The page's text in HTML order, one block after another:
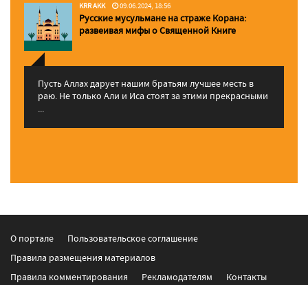
KRR AKK 09.06.2024, 18:56
Русские мусульмане на страже Корана:
pазвеивая мифы о Священной Книге
Пусть Аллах дарует нашим братьям лучшее месть в
раю. Не только Али и Иса стоят за этими прекрасными
...
О портале
Пользовательское соглашение
Правила размещения материалов
Правила комментирования
Рекламодателям Контакты